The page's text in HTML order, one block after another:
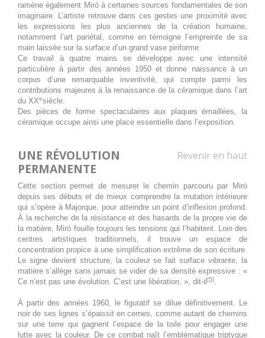
Toute la
journée
Joan Miró. Majorque, l'atelier
des rêves
6 septembre 2026
dimanche
Toute la
journée
Joan Miró. Majorque, l'atelier
des rêves
7 septembre 2026
lundi
journée
des rêves
Toute la
journée
Joan Miró. Majorque, l'atelier
des rêves
9 septembre 2026
mercredi
Toute la
journée
Joan Miró. Majorque, l'atelier
des rêves
10 septembre 2026
jeudi
Toute la
Joan Miró. Majorque, l'atelier
ramène également Miró à certaines sources fondamentales de son
imaginaire. L’artiste retrouve dans ces gestes une proximité avec
les expressions les plus anciennes de la création humaine,
notamment l’art pariétal, comme en témoigne l’empreinte de sa
main laissée sur la surface d’un grand vase piriforme.
Ce travail à quatre mains se développe avec une intensité
particulière à partir des années 1950 et donne naissance à un
corpus d’une remarquable inventivité, qui compte parmi les
contributions majeures à la renaissance de la céramique dans l’art
du XXesiècle.
Des pièces de forme spectaculaires aux plaques émaillées, la
céramique occupe ainsi une place essentielle dans l’exposition.
Revenir en haut
UNE RÉVOLUTION
PERMANENTE
Cette section permet de mesurer le chemin parcouru par Miró
depuis ses débuts et de mieux comprendre la mutation intérieure
qui s’opère à Majorque, pour atteindre un point d’inflexion profond.
À la recherche de la résistance et des hasards de la propre vie de
la matière, Miró fouille toujours les tensions qui l’habitent. Loin des
centres artistiques traditionnels, il trouve un espace de
concentration propice à une simplification extrême de son écriture.
Le signe devient structure, la couleur se fait surface vibrante, la
matière s’allège sans jamais se vider de sa densité expressive : «
Ce n’est pas une évolution. C’est une libération. », dit-il [5] .
À partir des années 1960, le figuratif se dilue définitivement. Le
noir de ses lignes s’épaissit en cernes, comme autant de chemins
sur une terre qui gagnent l’espace de la toile pour engager une
lutte avec la couleur. De ce combat naît l’emblématique triptyque